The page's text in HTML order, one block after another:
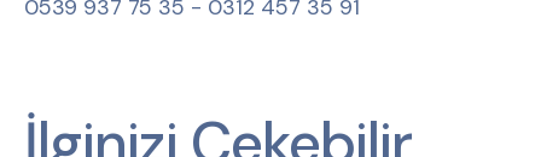
0539 937 75 35 - 0312 457 35 91